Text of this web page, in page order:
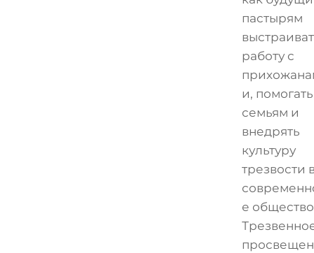
пастырям
работу с
и, помогать
семьям и
внедрять
культуру
трезвости
е